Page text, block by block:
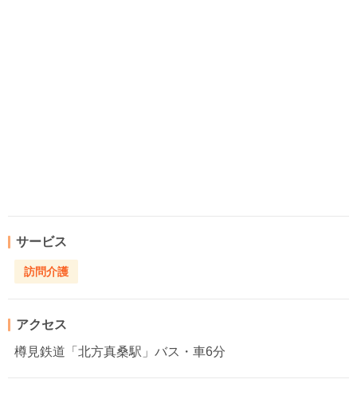
サービス
訪問介護
アクセス
樽見鉄道「北方真桑駅」バス・車6分